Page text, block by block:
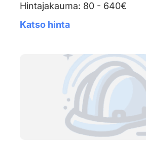
Hintajakauma: 80 - 640€
Katso hinta